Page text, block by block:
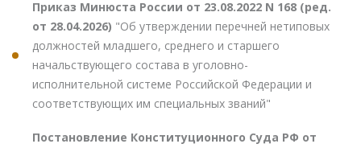
Приказ Минюста России от 23.08.2022 N 168 (ред.
от 28.04.2026) "Об утверждении перечней нетиповых
должностей младшего, среднего и старшего
начальствующего состава в уголовно-
исполнительной системе Российской Федерации и
соответствующих им специальных званий"
Постановление Конституционного Суда РФ от